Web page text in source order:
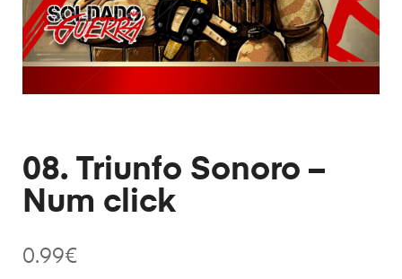
08. Triunfo Sonoro –
Num click
0.99€